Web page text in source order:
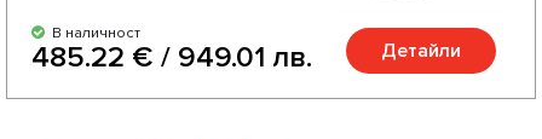
В наличност
485.22 € / 949.01 лв. Детайли